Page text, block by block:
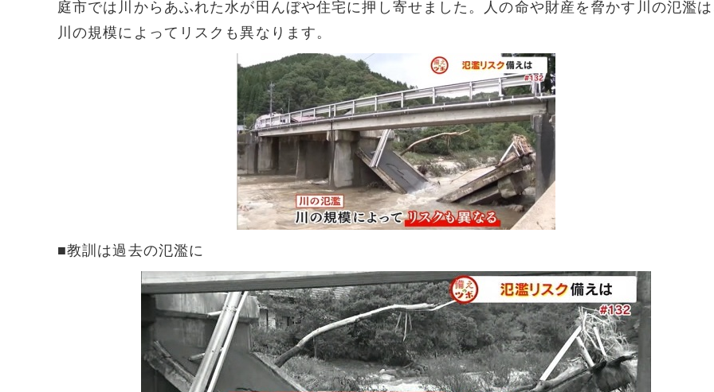
庭市では川からあふれた水が田んぼや住宅に押し寄せました。人の命や財産を脅かす川の氾濫
川の規模によってリスクも異なります。
■教訓は過去の氾濫に